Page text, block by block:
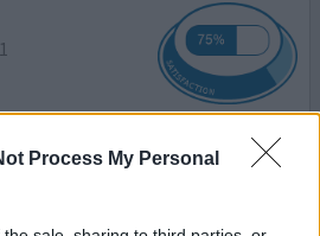
Process My Personal
je fais de l'épilepsie. de grosses